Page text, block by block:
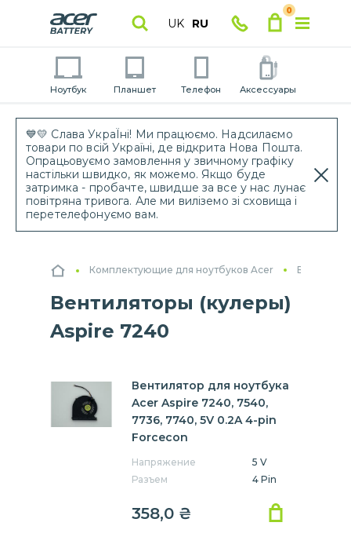
💙💛 Слава УкраЇні! Ми працюємо. Надсилаємо
товари по всій Україні, де відкрита Нова Пошта.
Опрацьовуємо замовлення у звичному графіку
настільки швидко, як можемо. Якщо буде
затримка - пробачте, швидше за все у нас лунає
повітряна тривога. Але ми виліземо зі сховища і
перетелефонуємо вам.
UK RU
0
Ноутбук Планшет Телефон Аксессуары
Комплектующие для ноутбуков Acer
Вентиляторы (кулеры)
Aspire 7240
Вентилятор для ноутбука
Acer Aspire 7240, 7540,
7736, 7740, 5V 0.2A 4-pin
Forcecon
Напряжение
5 V
Разъем
4 Pin
358,0 ₴